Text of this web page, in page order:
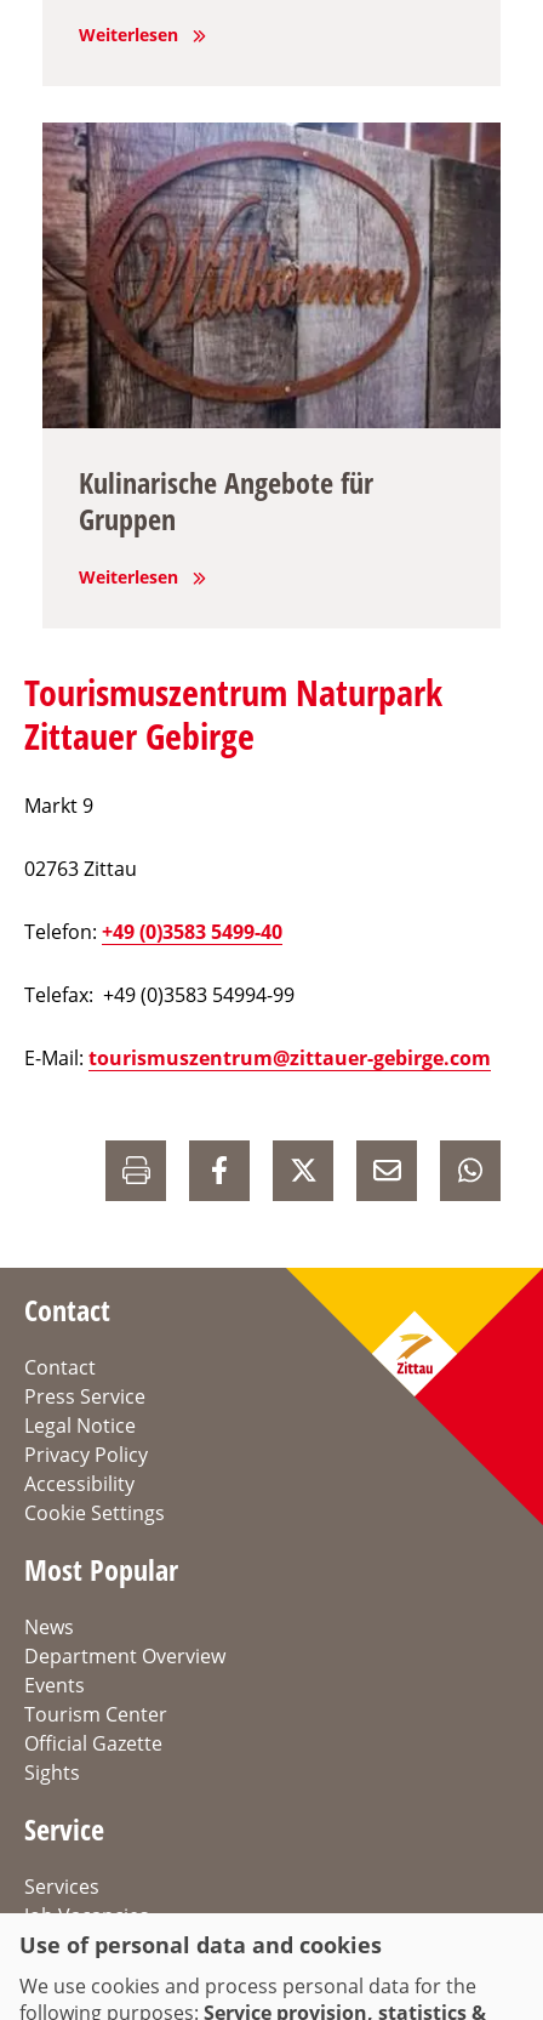
Weiterlesen
Kulinarische Angebote für
Gruppen
Weiterlesen
Tourismuszentrum Naturpark
Zittauer Gebirge
Markt 9
02763 Zittau
Telefon: +49 (0)3583 5499-40
Telefax: +49 (0)3583 54994-99
E-Mail: tourismuszentrum@zittauer-gebirge.com
Contact
Contact
Press Service
Legal Notice
Privacy Policy
Accessibility
Cookie Settings
Most Popular
News
Department Overview
Events
Tourism Center
Official Gazette
Sights
Service
Services
Job Vacancies
Directions & Parking
Traffic Information
Use of personal data and cookies
We use cookies and process personal data for the
following purposes: Service provision, statistics &